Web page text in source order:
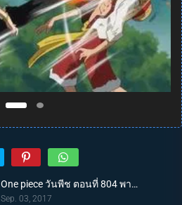
One piece วันพีช ตอนที่ 804 พากย์ไทย สู่อีสต์บลู ซันจิ ตัดสินใจออกเดินทาง
Sep. 03, 2017